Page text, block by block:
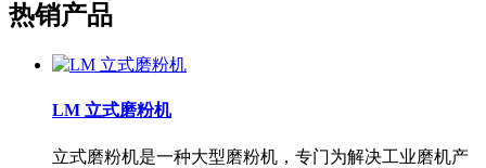
热销产品
LM 立式磨粉机
立式磨粉机是一种大型磨粉机，专门为解决工业磨机产